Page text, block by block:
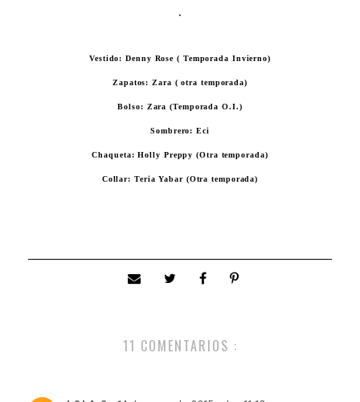
.
Vestido: Denny Rose ( Temporada Invierno)
Zapatos: Zara ( otra temporada)
Bolso: Zara (Temporada O.I.)
Sombrero: Eci
Chaqueta: Holly Preppy (Otra temporada)
Collar: Teria Yabar (Otra temporada)
11 COMENTARIOS :